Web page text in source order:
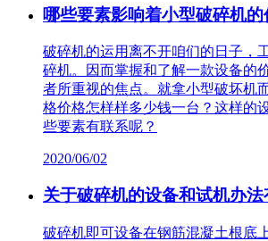
哪些要素影响着小型破碎机的
破碎机的运用离不开咱们的日子，
碎机。因而掌握和了解一款设备的
者所重视的焦点。就拿小型破坏机
格价格怎样样多少钱一台？这样的
些要素有联系呢？
2020/06/02
关于破碎机的设备和试机办法
破碎机即可设备在钢筋混凝土根底